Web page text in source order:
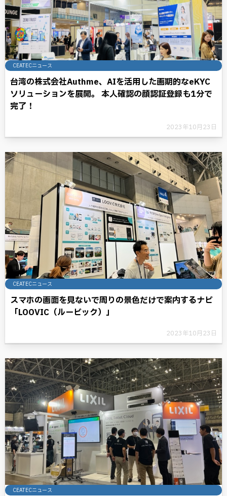
CEATECニュース
台湾の株式会社Authme、AIを活用した画期的なeKYC
ソリューションを展開。 本人確認の顔認証登録も1分で
完了！
2023年10月23日
CEATECニュース
スマホの画面を見ないで周りの景色だけで案内するナビ
「LOOVIC（ルービック）」
2023年10月23日
CEATECニュース